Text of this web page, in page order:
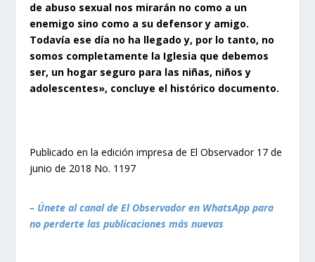
de abuso sexual nos mirarán no como a un
enemigo sino como a su defensor y amigo.
Todavía ese día no ha llegado y, por lo tanto, no
somos completamente la Iglesia que debemos
ser, un hogar seguro para las niñas, niños y
adolescentes», concluye el histórico documento.
Publicado en la edición impresa de El Observador 17 de
junio de 2018 No. 1197
– Únete al canal de El Observador en WhatsApp para
no perderte las publicaciones más nuevas